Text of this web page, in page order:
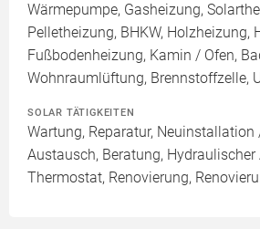
Wärmepumpe, Gasheizung,
Pelletheizung, BHKW, Holzheizung,
Fußbodenheizung, Kamin / Ofen,
Wohnraumlüftung, Brennstoffzelle,
SOLAR TÄTIGKEITEN
Wartung, Reparatur, Neuinstallation
Austausch, Beratung, Hydraulischer
Thermostat, Renovierung,